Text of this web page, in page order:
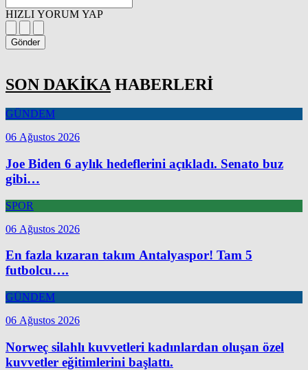
HIZLI YORUM YAP
Gönder
SON DAKİKA HABERLERİ
GÜNDEM
06 Ağustos 2026
Joe Biden 6 aylık hedeflerini açıkladı. Senato buz
gibi…
SPOR
06 Ağustos 2026
En fazla kızaran takım Antalyaspor! Tam 5
futbolcu….
GÜNDEM
06 Ağustos 2026
Norweç silahlı kuvvetleri kadınlardan oluşan özel
kuvvetler eğitimlerini başlattı.